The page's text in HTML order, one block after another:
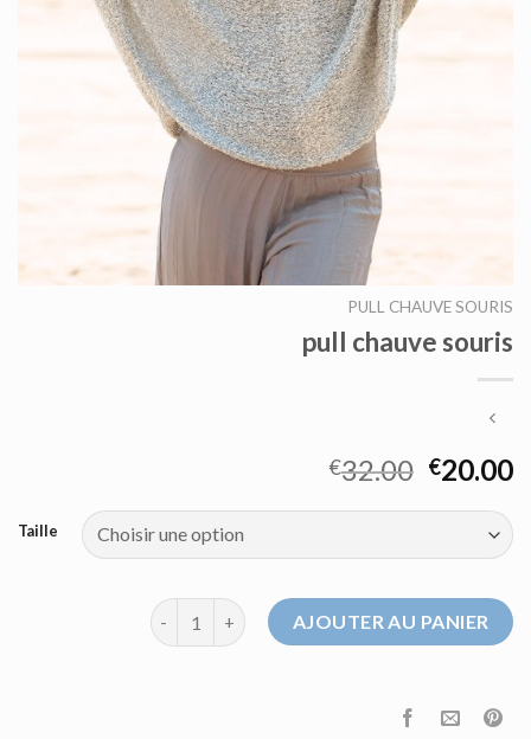
PULL CHAUVE SOURIS
pull chauve souris
€32.00 €20.00
Taille
quantité de pull chauve souris
AJOUTER AU PANIER